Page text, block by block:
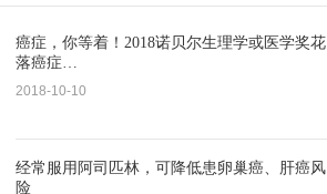
癌症，你等着！2018诺贝尔生理学或医学奖花
落癌症…
2018-10-10
经常服用阿司匹林，可降低患卵巢癌、肝癌风
险